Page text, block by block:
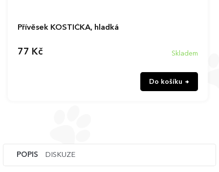
Přívěsek KOSTIČKA, hladká
Skladem
77 Kč
Do košíku
POPIS DISKUZE